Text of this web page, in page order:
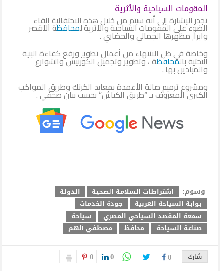
المقومات السياحية والأثرية
تجدر الإشارة إلى أنه سيتم من خلال هذه الاحتفالية إلقاء
الضوء على المقومات السياحية والأثرية لمحافظة الأقصر
وابراز مظهرها الجمالي والحضاري .
وخاصة في ظل الانتهاء من أعمال تطوير ورفع كفاءة البنية
التحتية بالمحافظة ، وتطوير وتجميل الكورنيش والشوارع
والميادين بها .
ومشروع ترميم صالة الأعمدة بمعابد الكرنك وطريق المواكب
الكبرى المعروف بـ “طريق الكباش” بحسب بيان صحفي .
وسوم: اشتراطات السلامة الصحية
الدولة
بوابة السياحة العربية
جودة الخدمات
سمعة المقصد السياحي المصري
سياحة
صناعة السياحة
محافظ مصطفي ألهم
شارك 0
0
0